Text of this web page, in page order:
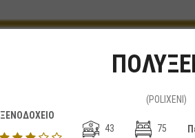
(POLIXENI)
ΞΕΝΟΔΟΧΕΙΟ
43
75